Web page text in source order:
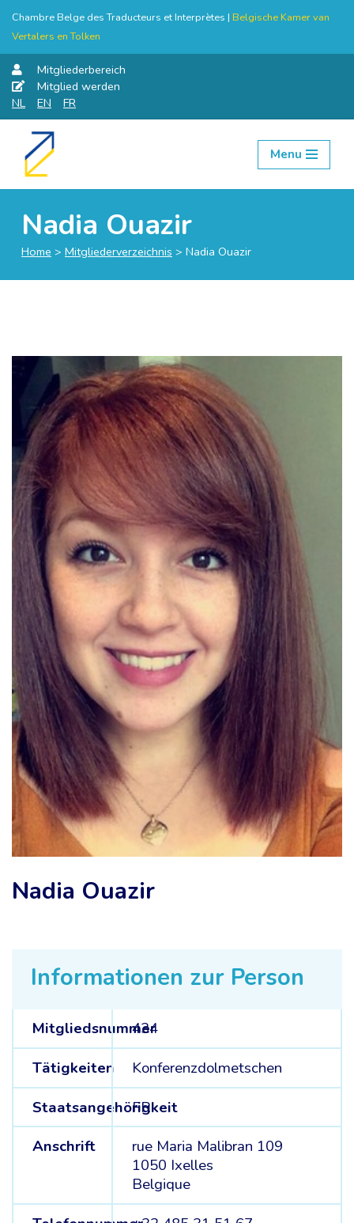
Chambre Belge des Traducteurs et Interprètes | Belgische Kamer van
Vertalers en Tolken
Mitgliederbereich
Mitglied werden
NL
EN FR
Skip
Menu
Nadia Ouazir
Home > Mitgliederverzeichnis > Nadia Ouazir
Informationen zur Person
Mitgliedsnummer
434
Tätigkeiten
Konferenzdolmetschen
Staatsangehörigkeit
FR
Anschrift
rue Maria Malibran 109
1050 Ixelles
Belgique
Nadia Ouazir